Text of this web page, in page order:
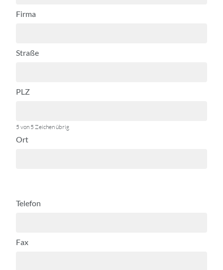
Firma
Straße
PLZ
5 von 5 Zeichen übrig
Ort
Telefon
Fax